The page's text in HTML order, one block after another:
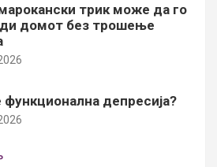
трик може да го
домот без трошење
депресија?